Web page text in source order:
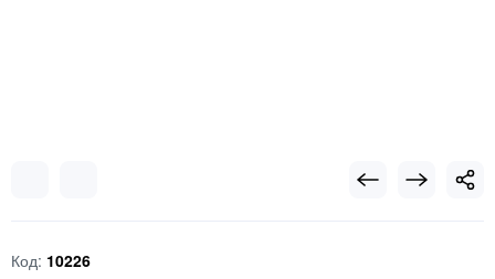
Код: 10226